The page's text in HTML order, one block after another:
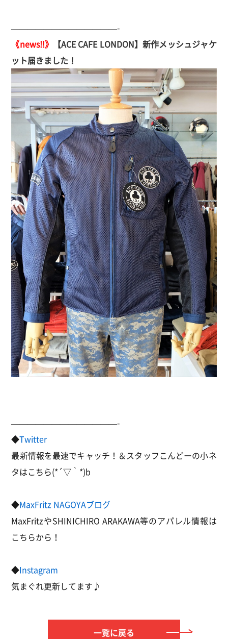
—————————————-
《news!!》
【ACE CAFE LONDON】新作メッシュジャケ
ット届きました！
—————————————-
◆Twitter
最新情報を最速でキャッチ！＆スタッフこんどーの小ネ
タはこちら(*´▽｀*)b
◆MaxFritz NAGOYAブログ
MaxFritzやSHINICHIRO ARAKAWA等のアパレル情報は
こちらから！
◆Instagram
気まぐれ更新してます♪
一覧に戻る